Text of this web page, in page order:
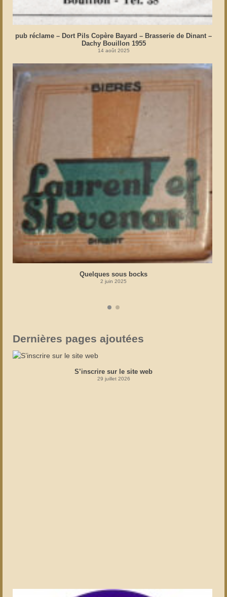
pub réclame – Dort Pils Copère Bayard – Brasserie de Dinant –
Dachy Bouillon 1955
14 août 2025
Quelques sous bocks
2 juin 2025
Dernières pages ajoutées
S’inscrire sur le site web
29 juillet 2026